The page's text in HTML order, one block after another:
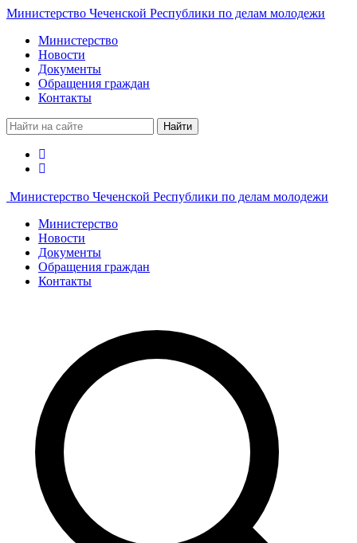
Министерство Чеченской Республики по делам молодежи
Министерство
Новости
Документы
Обращения граждан
Контакты
Найти
Министерство Чеченской Республики по делам молодежи
Министерство
Новости
Документы
Обращения граждан
Контакты